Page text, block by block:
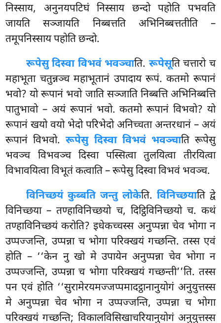
निस्साय, अनुनयपटिघंनिस्साय छन्दो पहोति पभवति
जायति सञ्जायति निब्बत्तति अभिनिब्बत्ततीति –
तमूपनिस्साय पहोति छन्दो.
रूपेसु दिस्वा विभवं भवञ्चाति. रूपेसूति चत्तारो च
महाभूता चतुन्नञ्च महाभूतानं उपादाय रूपं. कतमो रूपानं
भवो? यो रूपानं भवो जाति सञ्जाति निब्बत्ति अभिनिब्बत्ति
पातुभावो – अयं रूपानं भवो. कतमो रूपानं विभवो? यो
रूपानं खयो वयो भेदो परिभेदो अनिच्चता अन्तरधानं – अयं
रूपानं विभवो.रूपेसु दिस्वा विभवं भवञ्चाति रूपेसु
भवञ्च विभवञ्च दिस्वा पस्सित्वा तुलयित्वा तीरयित्वा
विभावयित्वा विभूतं कत्वाति – रूपेसु दिस्वा विभवं भवञ्च.
विनिच्छयं कुब्बति जन्तु लोकेति. विनिच्छयाति द्वे
विनिच्छया – तण्हाविनिच्छयो च, दिट्ठिविनिच्छयो च. कथं
तण्हाविनिच्छयं करोति? इधेकच्चस्स अनुप्पन्ना चेव भोगा न
उप्पज्जन्ति, उप्पन्ना च भोगा परिक्खयं गच्छन्ति. तस्स एवं
होति – ‘‘केन नु खो मे उपायेन अनुप्पन्ना चेव भोगा न
उप्पज्जन्ति, उप्पन्ना च भोगा परिक्खयं गच्छन्ती’’ति. तस्स
पन एवं होति ‘‘सुरामेरयमज्जप्पमादट्ठानानुयोगं अनुयुत्तस्स
मे अनुप्पन्ना चेव भोगा न उप्पज्जन्ति, उप्पन्ना च भोगा
परिक्खयं गच्छन्ति; विकालविसिखाचरियानुयोगं अनुयुत्तस्स